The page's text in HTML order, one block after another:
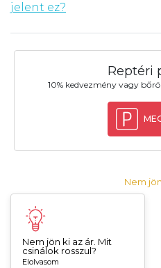
jelent ez?
Reptéri
10% kedvezmény vagy
Nem
Nem jön ki az ár. Mit
csinálok rosszul?
Elolvasom